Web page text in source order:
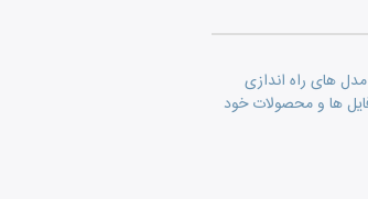
های راه اندازی
ها و محصولات خود